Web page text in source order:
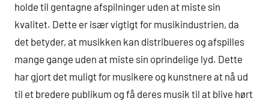
holde til gentagne afspilninger uden at miste sin
kvalitet. Dette er især vigtigt for musikindustrien, da
det betyder, at musikken kan distribueres og afspilles
mange gange uden at miste sin oprindelige lyd. Dette
har gjort det muligt for musikere og kunstnere at nå ud
til et bredere publikum og få deres musik til at blive hørt